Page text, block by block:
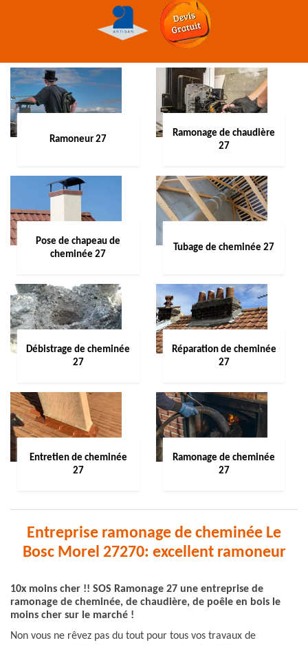
Ramoneur 27
Ramonage de chaudière
27
Pose de chapeau de
cheminée 27
Tubage de cheminée 27
Débistrage de cheminée
27
Réparation de cheminée
27
Entretien de cheminée
27
Ramonage de cheminée
27
Entreprise ramonage de cheminée Le
Bosc Morel 27270: excellent ramoneur
10x moins cher !! SOS Ramonage 27 une entreprise de
ramonage de cheminée, de chaudière, de poêle en bois le
moins cher sur le marché !
Non vous ne rêvez pas du tout pour tous vos travaux de